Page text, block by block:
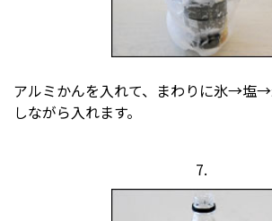
アルミかんを入れて、まわりに氷→塩
しながら入れます。
7.